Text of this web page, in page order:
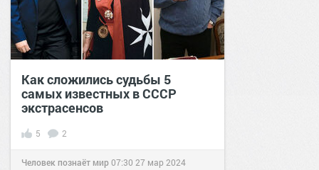
Как сложились судьбы 5
самых известных в СССР
экстрасенсов
5 2
Человек познаёт мир07:30 27 мар 2024